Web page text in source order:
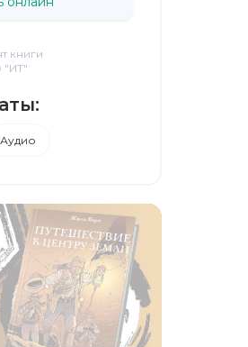
книги
"ИТ"
Аудио